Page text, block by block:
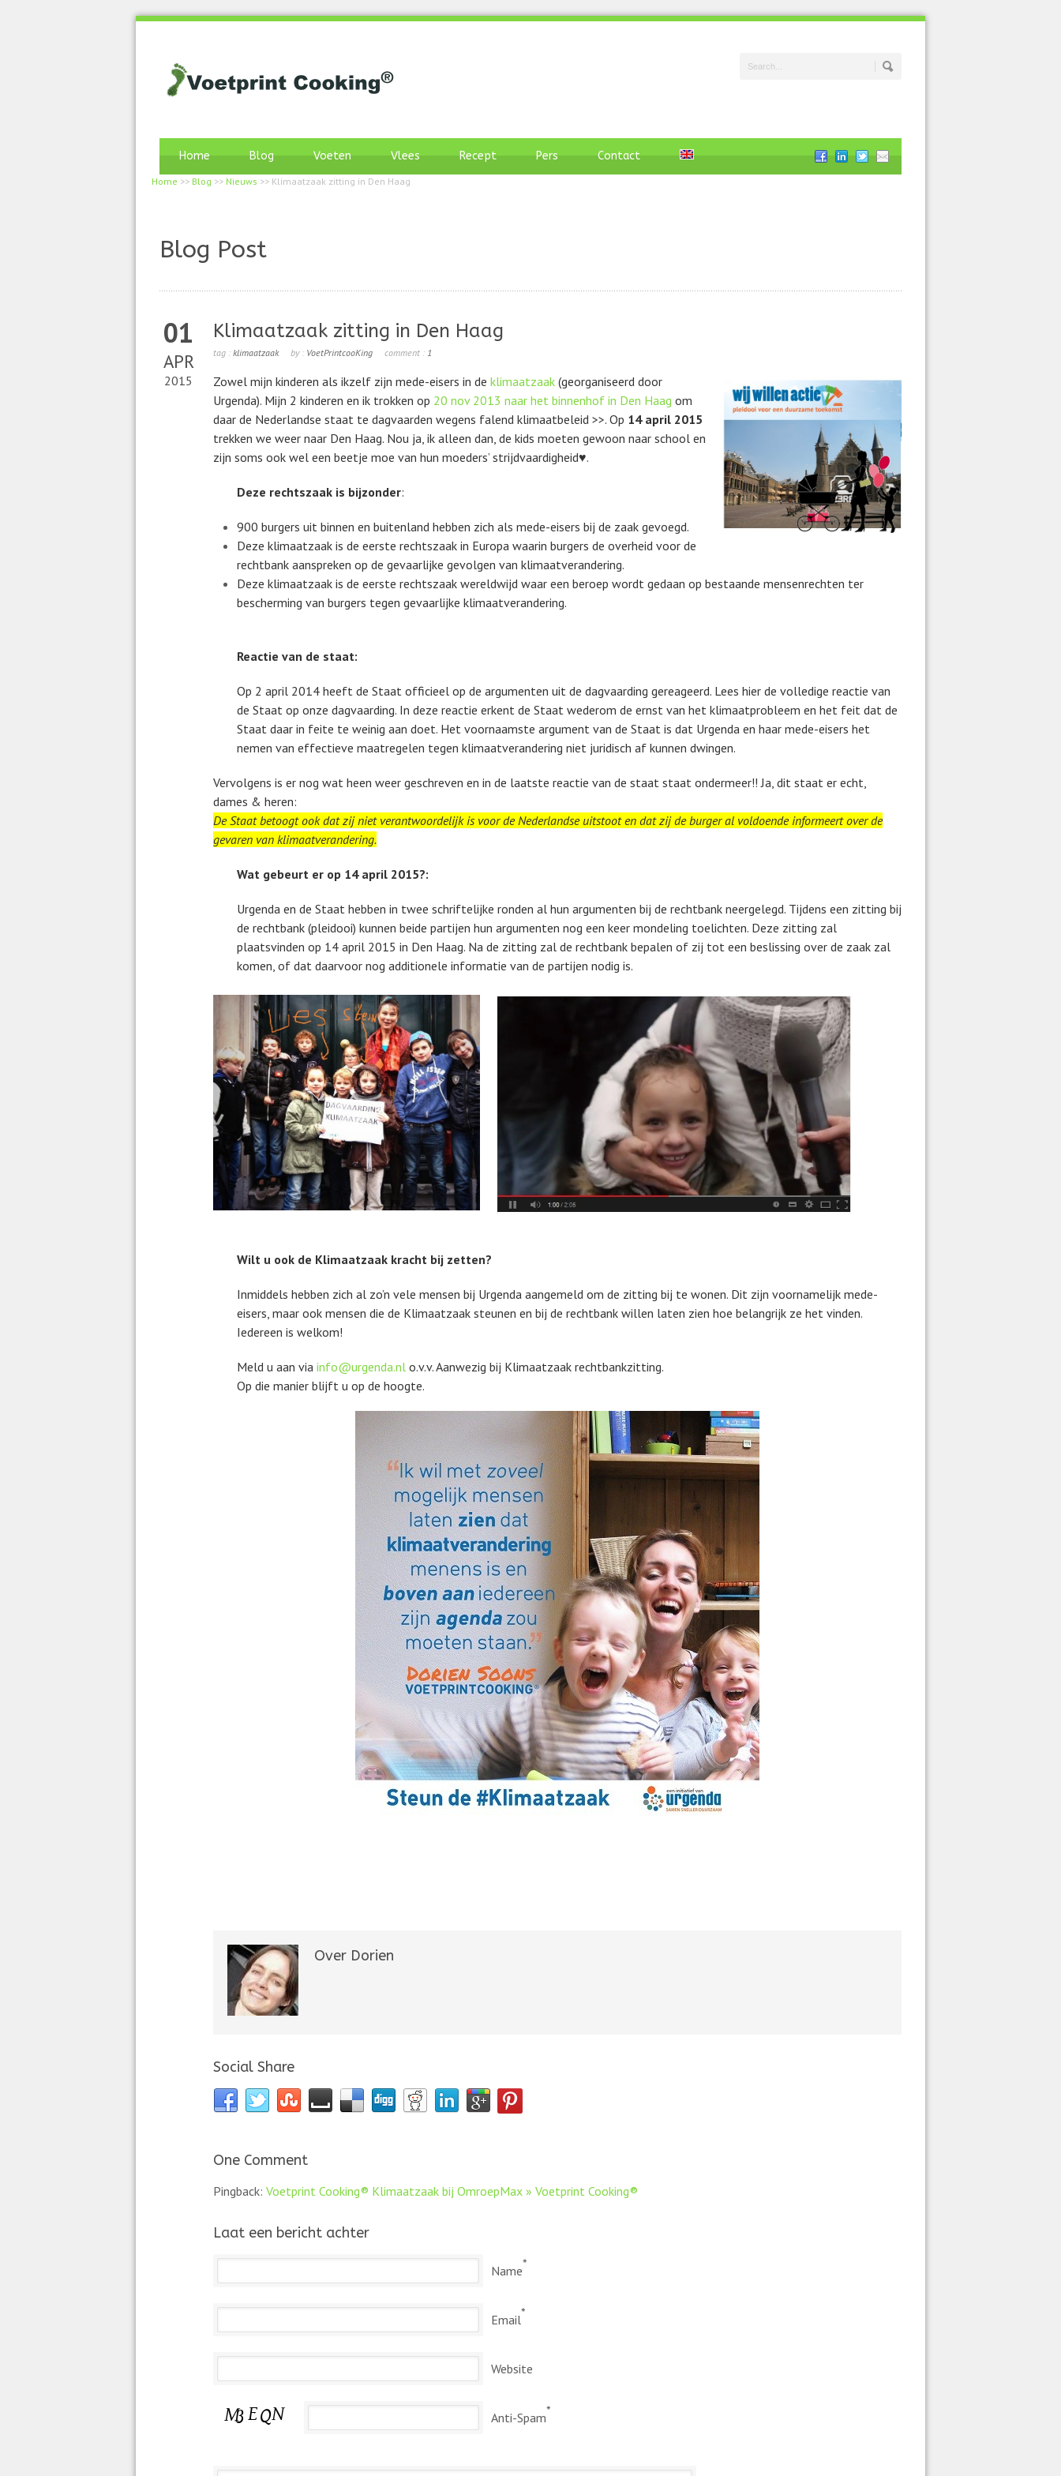
Home Blog Voeten Vlees Recept Pers Contact
Home >> Blog >> Nieuws >> Klimaatzaak zitting in Den Haag
Blog Post
01
APR
2015
Klimaatzaak zitting in Den Haag
tag : klimaatzaak by : VoetPrintcooKing comment : 1
Zowel mijn kinderen als ikzelf zijn mede-eisers in de klimaatzaak (georganiseerd door
Urgenda). Mijn 2 kinderen en ik trokken op 20 nov 2013 naar het binnenhof in Den Haag om
daar de Nederlandse staat te dagvaarden wegens falend klimaatbeleid >>. Op 14 april 2015
trekken we weer naar Den Haag. Nou ja, ik alleen dan, de kids moeten gewoon naar school en
zijn soms ook wel een beetje moe van hun moeders’ strijdvaardigheid♥.
Deze rechtszaak is bijzonder:
900 burgers uit binnen en buitenland hebben zich als mede-eisers bij de zaak gevoegd.
Deze klimaatzaak is de eerste rechtszaak in Europa waarin burgers de overheid voor de
rechtbank aanspreken op de gevaarlijke gevolgen van klimaatverandering.
Deze klimaatzaak is de eerste rechtszaak wereldwijd waar een beroep wordt gedaan op bestaande mensenrechten ter
bescherming van burgers tegen gevaarlijke klimaatverandering.
Reactie van de staat:
Op 2 april 2014 heeft de Staat officieel op de argumenten uit de dagvaarding gereageerd. Lees hier de volledige reactie van
de Staat op onze dagvaarding. In deze reactie erkent de Staat wederom de ernst van het klimaatprobleem en het feit dat de
Staat daar in feite te weinig aan doet. Het voornaamste argument van de Staat is dat Urgenda en haar mede-eisers het
nemen van effectieve maatregelen tegen klimaatverandering niet juridisch af kunnen dwingen.
Vervolgens is er nog wat heen weer geschreven en in de laatste reactie van de staat staat ondermeer!! Ja, dit staat er echt,
dames & heren:
De Staat betoogt ook dat zij niet verantwoordelijk is voor de Nederlandse uitstoot en dat zij de burger al voldoende informeert over de
gevaren van klimaatverandering.
Wat gebeurt er op 14 april 2015?:
Urgenda en de Staat hebben in twee schriftelijke ronden al hun argumenten bij de rechtbank neergelegd. Tijdens een zitting bij
de rechtbank (pleidooi) kunnen beide partijen hun argumenten nog een keer mondeling toelichten. Deze zitting zal
plaatsvinden op 14 april 2015 in Den Haag. Na de zitting zal de rechtbank bepalen of zij tot een beslissing over de zaak zal
komen, of dat daarvoor nog additionele informatie van de partijen nodig is.
Wilt u ook de Klimaatzaak kracht bij zetten?
Inmiddels hebben zich al zo’n vele mensen bij Urgenda aangemeld om de zitting bij te wonen. Dit zijn voornamelijk mede-
eisers, maar ook mensen die de Klimaatzaak steunen en bij de rechtbank willen laten zien hoe belangrijk ze het vinden.
Iedereen is welkom!
Meld u aan via info@urgenda.nl o.v.v. Aanwezig bij Klimaatzaak rechtbankzitting.
Op die manier blijft u op de hoogte.
Over Dorien
Social Share
One Comment
Pingback: Voetprint Cooking® Klimaatzaak bij OmroepMax » Voetprint Cooking®
Laat een bericht achter
Name*
Email*
Website
Anti-Spam*